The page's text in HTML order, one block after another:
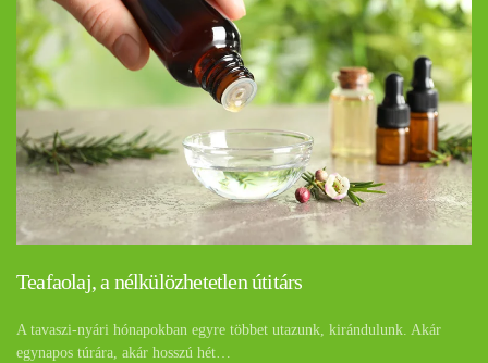
Teafaolaj, a nélkülözhetetlen útitárs
A tavaszi-nyári hónapokban egyre többet utazunk, kirándulunk. Akár
egynapos túrára, akár hosszú hét…